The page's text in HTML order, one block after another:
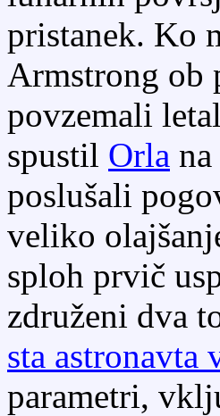
pristanek. Ko
Armstrong ob
povzemali
spustil Orla
poslušali
veliko
sploh prvič
združeni dva
sta astronavta
parametri,